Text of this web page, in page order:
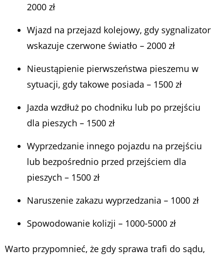
2000 zł
Wjazd na przejazd kolejowy, gdy sygnalizator
wskazuje czerwone światło – 2000 zł
Nieustąpienie pierwszeństwa pieszemu w
sytuacji, gdy takowe posiada – 1500 zł
Jazda wzdłuż po chodniku lub po przejściu
dla pieszych – 1500 zł
Wyprzedzanie innego pojazdu na przejściu
lub bezpośrednio przed przejściem dla
pieszych – 1500 zł
Naruszenie zakazu wyprzedzania – 1000 zł
Spowodowanie kolizji – 1000-5000 zł
Warto przypomnieć, że gdy sprawa trafi do sądu,